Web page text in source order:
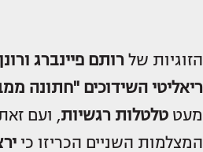
הזוגיות של רותם פיינברג
ריאליטי השידוכים "חתונה
מעט טלטלות רגשיות
המצלמות השניים הכריזו כי